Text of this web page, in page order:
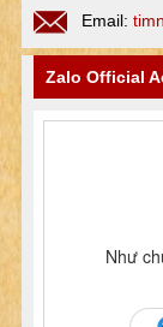
Email:
Zalo Official